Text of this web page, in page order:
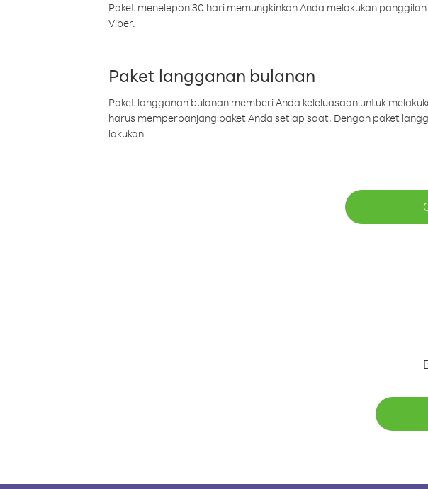
Paket menelepon 30 hari memungkinkan Anda melakukan
Viber.
Paket langganan bulanan
Paket langganan bulanan memberi Anda keleluasaan untuk
harus memperpanjang paket Anda setiap saat. Dengan paket
lakukan